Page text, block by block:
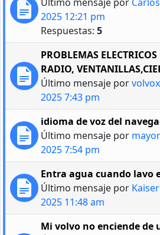
2025 12:21 pm
Respuestas: 5
PROBLEMAS
RADIO,
Último mensaje por
2025 7:43 pm
idioma de voz del
Último mensaje por
2025 7:54 pm
Entra agua cuando lavo
Último mensaje por
2025 11:48 am
Mi volvo no enciende de